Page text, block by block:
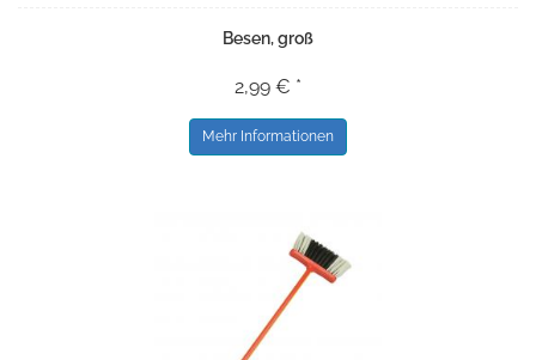
Besen, groß
2,99 € *
Mehr Informationen